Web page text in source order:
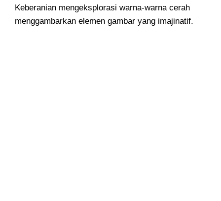
Keberanian mengeksplorasi warna-warna cerah
menggambarkan elemen gambar yang imajinatif.